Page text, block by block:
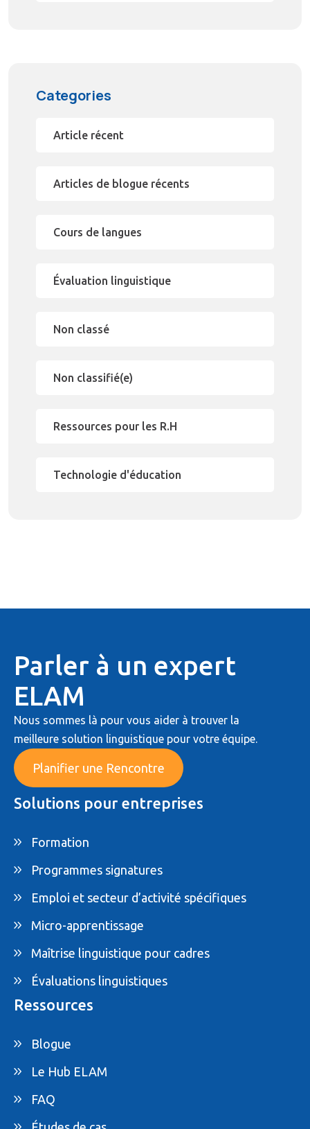
Categories
Article récent
Articles de blogue récents
Cours de langues
Évaluation linguistique
Non classé
Non classifié(e)
Ressources pour les R.H
Technologie d'éducation
Parler à un expert
ELAM
Nous sommes là pour vous aider à trouver la
meilleure solution linguistique pour votre équipe.
Planifier une Rencontre
Solutions pour entreprises
Formation
Programmes signatures
Emploi et secteur d’activité spécifiques
Micro-apprentissage
Maîtrise linguistique pour cadres
Évaluations linguistiques
Ressources
Blogue
Le Hub ELAM
FAQ